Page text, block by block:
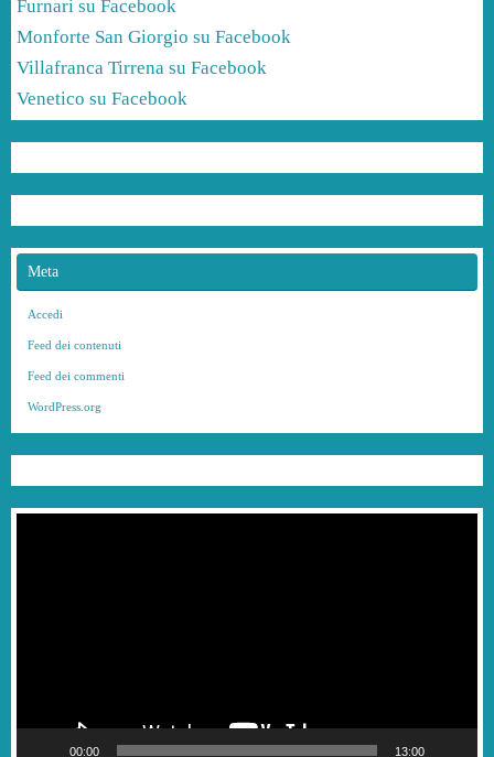
Furnari su Facebook
Monforte San Giorgio su Facebook
Villafranca Tirrena su Facebook
Venetico su Facebook
Meta
Accedi
Feed dei contenuti
Feed dei commenti
WordPress.org
00:00 13:00